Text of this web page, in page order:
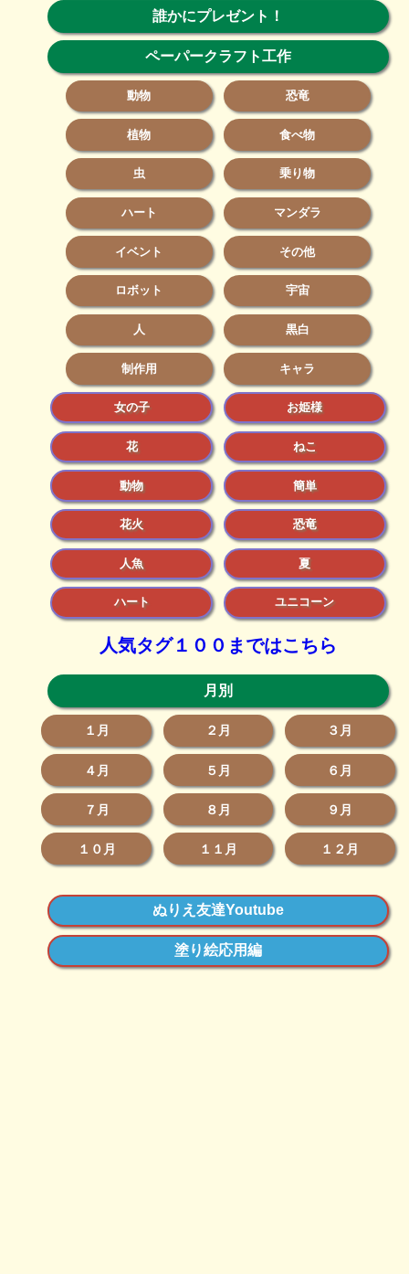
誰かにプレゼント！
ペーパークラフト工作
動物 恐竜
植物 食べ物
虫 乗り物
ハート マンダラ
イベント その他
ロボット 宇宙
人 黒白
制作用 キャラ
女の子 お姫様
花 ねこ
動物 簡単
花火 恐竜
人魚 夏
ハート ユニコーン
人気タグ１００まではこちら
月別
１月 ２月 ３月
４月 ５月 ６月
７月 ８月 ９月
１０月 １１月 １２月
ぬりえ友達Youtube
塗り絵応用編